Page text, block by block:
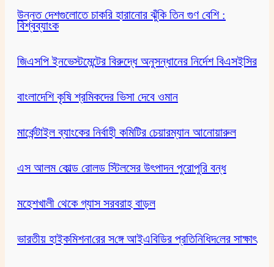
উন্নত দেশগুলোতে চাকরি হারানোর ঝুঁকি তিন গুণ বেশি :
বিশ্বব্যাংক
জিএসপি ইনভেস্টমেন্টের বিরুদ্ধে অনুসন্ধানের নির্দেশ বিএসইসির
বাংলাদেশি কৃষি শ্রমিকদের ভিসা দেবে ওমান
মার্কেন্টাইল ব্যাংকের নির্বাহী কমিটির চেয়ারম্যান আনোয়ারুল
এস আলম কোল্ড রোলড স্টিলসের উৎপাদন পুরোপুরি বন্ধ
মহেশখালী থেকে গ্যাস সরবরাহ বাড়ল
ভারতীয় হাইক‌মিশনা‌রের স‌ঙ্গে আইএবিডির প্রতি‌নি‌ধিদ‌লের সাক্ষাৎ